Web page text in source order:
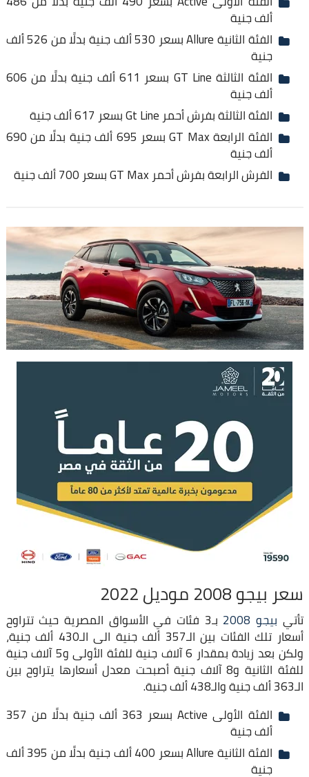
ألف جنية
الفئة الثانية Allure بسعر 530 ألف جنية بدلًا من 526 ألف
جنية
الفئة الثالثة GT Line بسعر 611 ألف جنية بدلًا من 606
ألف جنية
الفئة الثالثة بفرش أحمر Gt Line بسعر 617 ألف جنية
الفئة الرابعة GT Max بسعر 695 ألف جنية بدلًا من 690
ألف جنية
الفرش الرابعة بفرش أحمر GT Max بسعر 700 ألف جنية
سعر بيجو 2008 موديل 2022
تأتي بيجو 2008 بـ3 فئات في الأسواق المصرية حيث تتراوح
أسعار تلك الفئات بين الـ357 ألف جنية الى الـ430 ألف جنية،
ولكن بعد زيادة بمقدار 6 آلاف جنية للفئة الأولى و5 آلاف جنية
للفئة الثانية و8 آلاف جنية أصبحت معدل أسعارها يتراوح بين
الـ363 ألف جنية والـ438 ألف جنية.
الفئة الأولى Active بسعر 363 ألف جنية بدلًا من 357
ألف جنية
الفئة الثانية Allure بسعر 400 ألف جنية بدلًا من 395 ألف
جنية